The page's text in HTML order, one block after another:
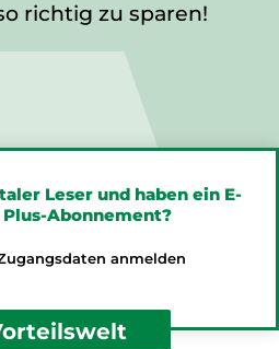
richtig zu sparen!
Leser und haben ein E-
Abonnement?
anmelden